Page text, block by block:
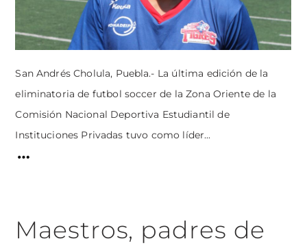
San Andrés Cholula, Puebla.- La última edición de la
eliminatoria de futbol soccer de la Zona Oriente de la
Comisión Nacional Deportiva Estudiantil de
Instituciones Privadas tuvo como líder...
Maestros, padres de